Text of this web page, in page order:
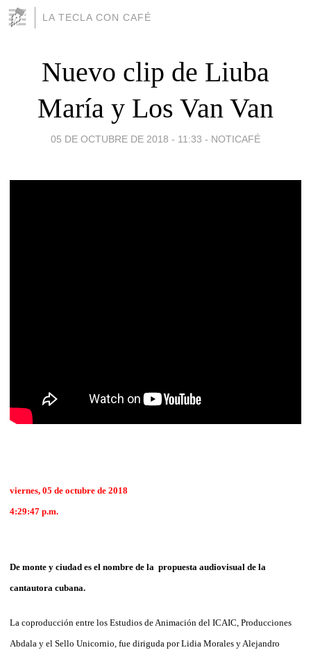
LA TECLA CON CAFÉ
Nuevo clip de Liuba
María y Los Van Van
05 DE OCTUBRE DE 2018 - 11:33 - NOTICAFÉ
viernes, 05 de octubre de 2018
4:29:47 p.m.
De monte y ciudad es el nombre de la propuesta audiovisual de la
cantautora cubana.
La coproducción entre los Estudios de Animación del ICAIC, Producciones
Abdala y el Sello Unicornio, fue diriguda por Lidia Morales y Alejandro